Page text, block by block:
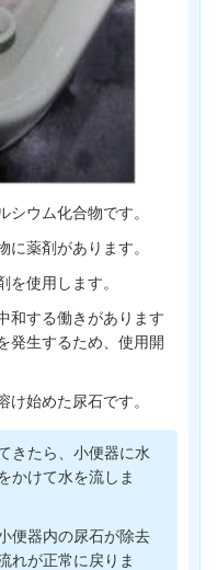
シウム化合物です。
に薬剤があります。
使用します。
和する働きがあります
発生するため、使用開
始めた尿石です。
きたら、小便器に水
かけて水を流しま
便器内の尿石が除去
れが正常に戻りま